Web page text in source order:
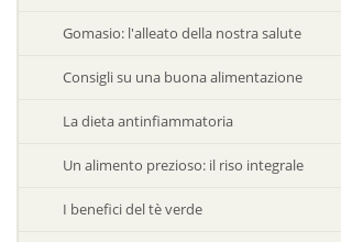
Gomasio: l'alleato della nostra salute
Consigli su una buona alimentazione
La dieta antinfiammatoria
Un alimento prezioso: il riso integrale
I benefici del tè verde